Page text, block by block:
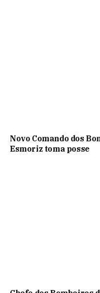
Novo Comando dos
Esmoriz toma posse